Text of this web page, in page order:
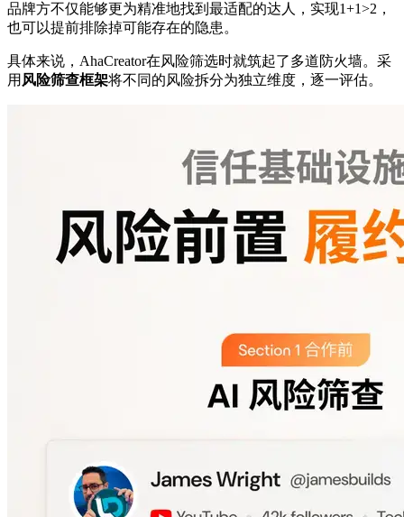
品牌方不仅能够更为精准地找到最适配的达人，实现1+1>2，
也可以提前排除掉可能存在的隐患。
具体来说，AhaCreator在风险筛选时就筑起了多道防火墙。采
用 风险筛查框架将不同的风险拆分为独立维度，逐一评估。